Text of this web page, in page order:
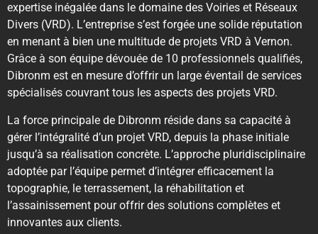
expertise inégalée dans le domaine des Voiries et Réseaux
Divers (VRD). L’entreprise s’est forgée une solide réputation
en menant à bien une multitude de projets VRD à Vernon.
Grâce à son équipe dévouée de 10 professionnels qualifiés,
Dibronm est en mesure d’offrir un large éventail de services
spécialisés couvrant tous les aspects des projets VRD.
La force principale de Dibronm réside dans sa capacité à
gérer l’intégralité d’un projet VRD, depuis la phase initiale
jusqu’à sa réalisation concrète. L’approche pluridisciplinaire
adoptée par l’équipe permet d’intégrer efficacement la
topographie, le terrassement, la réhabilitation et
l’assainissement pour offrir des solutions complètes et
innovantes aux clients.